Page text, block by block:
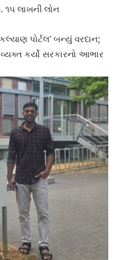
૧૫ લાખની લોન
પોર્ટલ’ બન્યું વરદાન;
કર્યો સરકારનો આભાર